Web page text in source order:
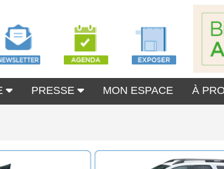
PRESSE MON ESPACE À